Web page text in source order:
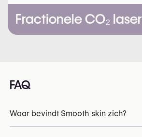
Fractionele CO₂ laser
FAQ
Waar bevindt Smooth skin zich?